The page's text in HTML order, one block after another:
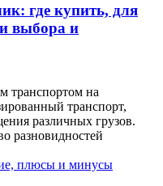
где купить, для
выбора и
транспортом на
транспорт,
различных грузов.
разновидностей